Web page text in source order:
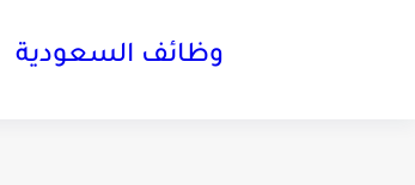
وظائف السعودية